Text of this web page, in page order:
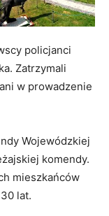
policjanci
Zatrzymali
w prowadzenie
Wojewódzkiej
komendy.
mieszkańców
lat.